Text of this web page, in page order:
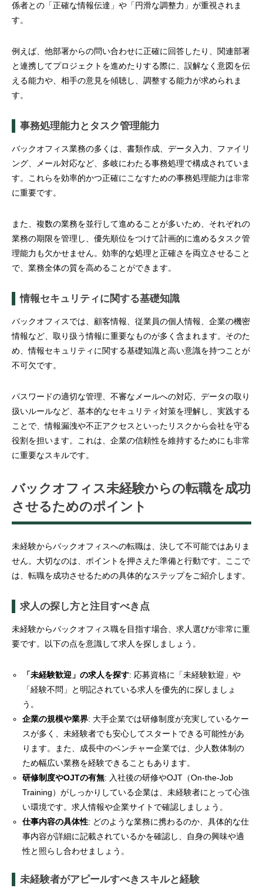
係者との「正確な情報伝達」や「円滑な調整力」が重視されま
す。
例えば、他部署からの問い合わせに正確に回答したり、関連部署
と連携してプロジェクトを進めたりする際に、誤解なく意図を伝
える能力や、相手の意見を傾聴し、調整する能力が求められま
す。
事務処理能力とタスク管理能力
バックオフィス業務の多くは、書類作成、データ入力、ファイリ
ング、メール対応など、多岐にわたる事務処理で構成されていま
す。これらを効率的かつ正確にこなすための事務処理能力は非常
に重要です。
また、複数の業務を並行して進めることが多いため、それぞれの
業務の期限を管理し、優先順位をつけて計画的に進めるタスク管
理能力も欠かせません。効率的な処理と正確さを両立させること
で、業務全体の質を高めることができます。
情報セキュリティに関する基礎知識
バックオフィスでは、顧客情報、従業員の個人情報、企業の機密
情報など、取り扱う情報に重要なものが多く含まれます。そのた
め、情報セキュリティに関する基礎知識と高い意識を持つことが
不可欠です。
パスワードの適切な管理、不審なメールへの対応、データの取り
扱いルールなど、基本的なセキュリティ対策を理解し、実践する
ことで、情報漏洩や不正アクセスといったリスクから会社を守る
役割を担います。これは、企業の信頼性を維持するためにも非常
に重要なスキルです。
バックオフィス未経験からの転職を成功
させるためのポイント
未経験からバックオフィスへの転職は、決して不可能ではありま
せん。大切なのは、ポイントを押さえた準備と行動です。ここで
は、転職を成功させるための具体的なステップをご紹介します。
求人の探し方と注目すべき点
未経験からバックオフィス職を目指す場合、求人選びが非常に重
要です。以下の点を意識して求人を探しましょう。
「未経験歓迎」の求人を探す: 応募資格に「未経験歓迎」や
「経験不問」と明記されている求人を優先的に探しましょ
う。
企業の規模や業界: 大手企業では研修制度が充実しているケー
スが多く、未経験者でも安心してスタートできる可能性があ
ります。また、成長中のベンチャー企業では、少人数体制の
ため幅広い業務を経験できることもあります。
研修制度やOJTの有無: 入社後の研修やOJT（On-the-Job
Training）がしっかりしている企業は、未経験者にとって心強
い環境です。求人情報や企業サイトで確認しましょう。
仕事内容の具体性: どのような業務に携わるのか、具体的な仕
事内容が詳細に記載されているかを確認し、自身の興味や適
性と照らし合わせましょう。
未経験者がアピールすべきスキルと経験